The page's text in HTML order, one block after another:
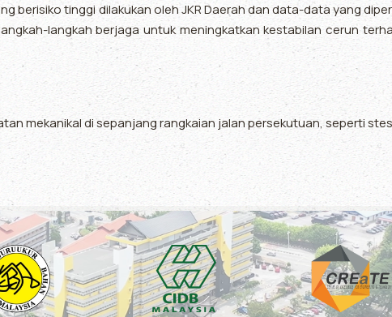
berisiko tinggi dilakukan oleh JKR Daerah dan data-data yang
langkah berjaga untuk meningkatkan kestabilan cerun
mekanikal di sepanjang rangkaian jalan persekutuan, seperti